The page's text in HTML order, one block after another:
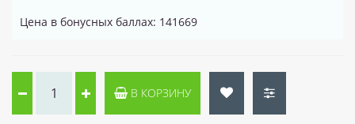
Цена в бонусных баллах: 141669
В КОРЗИНУ